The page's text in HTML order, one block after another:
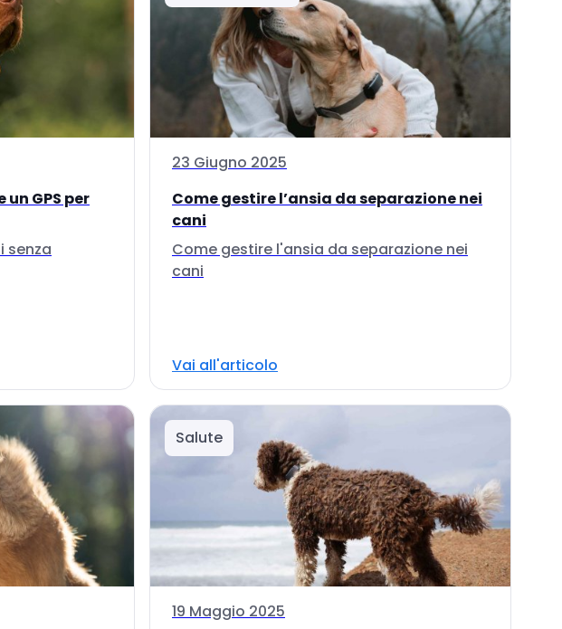
GPS per
senza
23 Giugno 2025
Come gestire l’ansia da separazione nei
cani
Come gestire l'ansia da separazione nei
cani
Vai all'articolo
Salute
19 Maggio 2025